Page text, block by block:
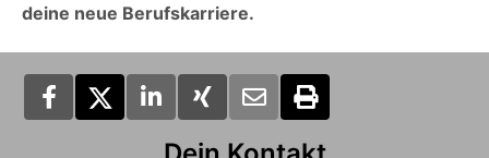
deine neue Berufskarriere.